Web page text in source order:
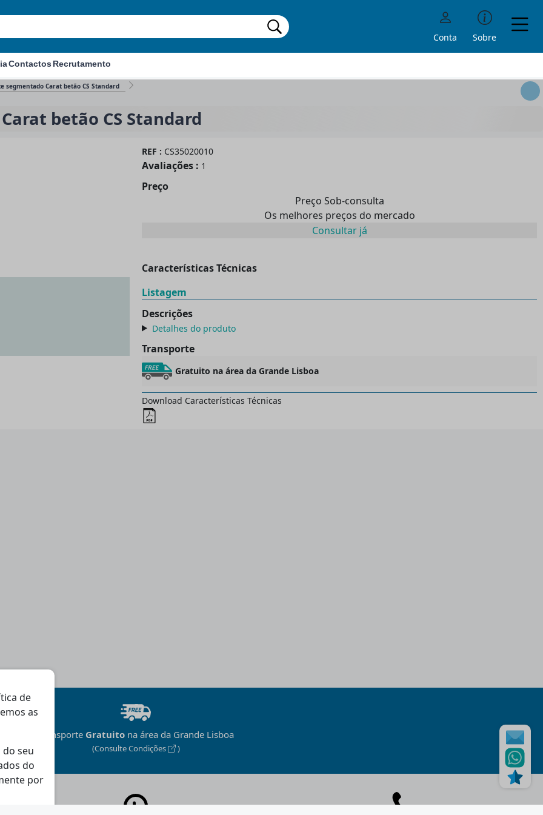
Conta Sobre
Contactos Recrutamento
segmentado Carat betão CS Standard
betão CS Standard
REF : CS35020010
Avaliações : 1
Preço
Preço Sob-consulta
Os melhores preços do mercado
Consultar já
Características Técnicas
Listagem
Descrições
Detalhes do produto
Transporte
Gratuito na área da Grande Lisboa
Download Características Técnicas
de
as
do seu
do
por
Transporte Gratuitona área da Grande Lisboa
(Consulte Condições )